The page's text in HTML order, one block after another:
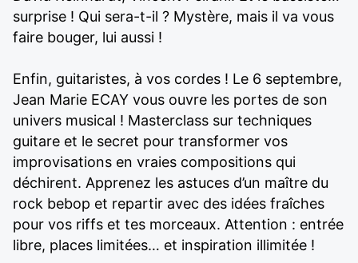
surprise ! Qui sera-t-il ? Mystère, mais il va vous
faire bouger, lui aussi !
Enfin, guitaristes, à vos cordes ! Le 6 septembre,
Jean Marie ECAY vous ouvre les portes de son
univers musical ! Masterclass sur techniques
guitare et le secret pour transformer vos
improvisations en vraies compositions qui
déchirent. Apprenez les astuces d’un maître du
rock bebop et repartir avec des idées fraîches
pour vos riffs et tes morceaux. Attention : entrée
libre, places limitées… et inspiration illimitée !